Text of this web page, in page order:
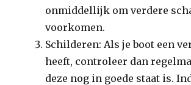
onmiddellijk om verdere
voorkomen.
Schilderen: Als je boot een
heeft, controleer dan
deze nog in goede staat is.